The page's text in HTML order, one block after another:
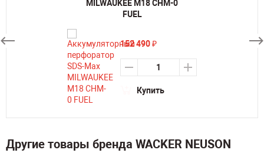
MILWAUKEE M18 CHM-0
FUEL
152 490₽
Купить
Другие товары бренда WACKER NEUSON